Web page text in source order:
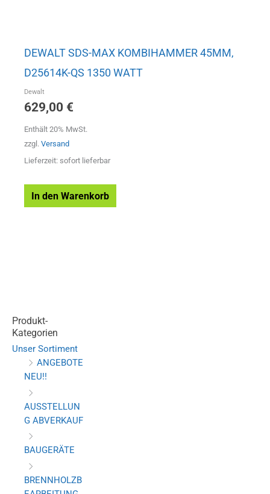
Produkt-
Kategorien
Unser Sortiment
ANGEBOTE
NEU!!
AUSSTELLUN
G ABVERKAUF
BAUGERÄTE
BRENNHOLZB
DEWALT SDS-MAX KOMBIHAMMER 45MM,
D25614K-QS 1350 WATT
Dewalt
629,00 €
Enthält 20% MwSt.
zzgl. Versand
Lieferzeit: sofort lieferbar
In den Warenkorb